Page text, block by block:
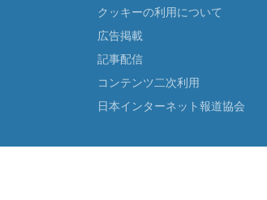
クッキーの利用について
広告掲載
記事配信
コンテンツ二次利用
日本インターネット報道協会